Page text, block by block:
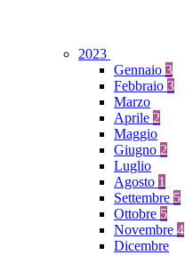
2023
Gennaio 3
Febbraio 3
Marzo
Aprile 2
Maggio
Giugno 2
Luglio
Agosto 1
Settembre 5
Ottobre 5
Novembre 4
Dicembre